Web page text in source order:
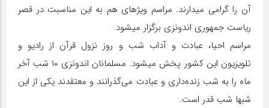
آن را گرامی می‏دارند. مراسم ویژه‏ای هم به این مناسبت در قصر
ریاست جمهوری اندونزی برگزار می‏شود.
مراسم احیا، عبادت و آداب شب و روز نزول قرآن از رادیو و
تلویزیون این کشور پخش می‏شود. مسلمانان اندونزی ۱۰ شب آخر
ماه را به شب زنده‌داری و عبادت می‌گذرانند و معتقدند یکی از این
شب‏ها شب قدر است.